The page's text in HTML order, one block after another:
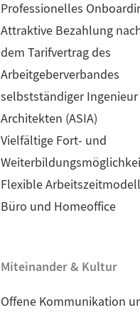
Professionelles
Attraktive Bezahlung
dem Tarifvertrag des
Arbeitgeberverbandes
selbstständiger
Architekten (ASIA)
Vielfältige Fort- und
Flexible
Büro und Homeoffice
Miteinander & Kultur
Offene Kommunikation